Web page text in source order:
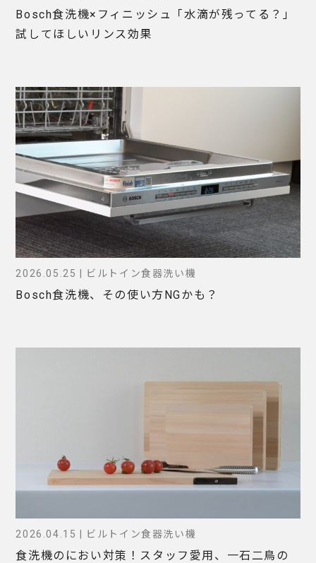
Bosch食洗機×フィニッシュ「水滴が残ってる？」
試してほしいリンス効果
2026.05.25 | ビルトイン食器洗い機
Bosch食洗機、その使い方NGかも？
2026.04.15 | ビルトイン食器洗い機
食洗機のにおい対策！スタッフ愛用、一石二鳥の